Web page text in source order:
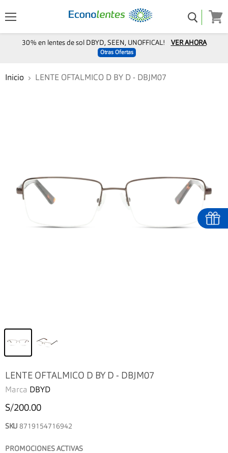
30% en lentes de sol DBYD, SEEN, UNOFFICAL! VER AHORA
Otras Ofertas
Inicio LENTE OFTALMICO D BY D - DBJM07
LENTE OFTALMICO D BY D - DBJM07
Marca DBYD
S/200.00
SKU 8719154716942
PROMOCIONES ACTIVAS